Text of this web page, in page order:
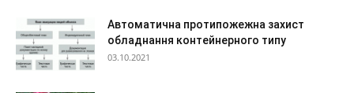
Автоматична протипожежна захист
обладнання контейнерного типу
03.10.2021